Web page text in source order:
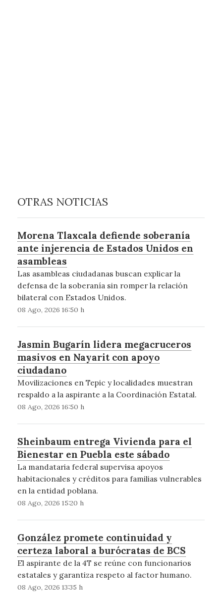
OTRAS NOTICIAS
Morena Tlaxcala defiende soberanía
ante injerencia de Estados Unidos en
asambleas
Las asambleas ciudadanas buscan explicar la
defensa de la soberanía sin romper la relación
bilateral con Estados Unidos.
08 Ago, 2026 16:50 h
Jasmin Bugarín lidera megacruceros
masivos en Nayarit con apoyo
ciudadano
Movilizaciones en Tepic y localidades muestran
respaldo a la aspirante a la Coordinación Estatal.
08 Ago, 2026 16:50 h
Sheinbaum entrega Vivienda para el
Bienestar en Puebla este sábado
La mandataria federal supervisa apoyos
habitacionales y créditos para familias vulnerables
en la entidad poblana.
08 Ago, 2026 15:20 h
González promete continuidad y
certeza laboral a burócratas de BCS
El aspirante de la 4T se reúne con funcionarios
estatales y garantiza respeto al factor humano.
08 Ago, 2026 13:35 h